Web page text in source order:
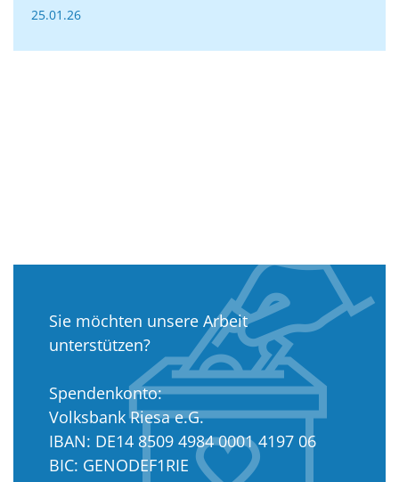
25.01.26
Sie möchten unsere Arbeit
unterstützen?
Spendenkonto:
Volksbank Riesa e.G.
IBAN: DE14 8509 4984 0001 4197 06
BIC: GENODEF1RIE